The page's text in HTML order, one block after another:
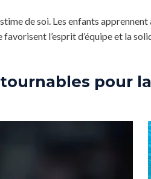
de soi. Les enfants
favorisent l’esprit d’équipe et la
pour